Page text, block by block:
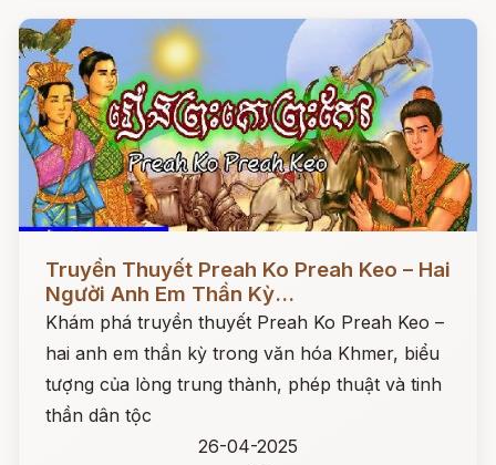
Đọc ngay
Truyền Thuyết Preah Ko Preah Keo – Hai
Người Anh Em Thần Kỳ...
Khám phá truyền thuyết Preah Ko Preah Keo –
hai anh em thần kỳ trong văn hóa Khmer, biểu
tượng của lòng trung thành, phép thuật và tinh
thần dân tộc
26-04-2025